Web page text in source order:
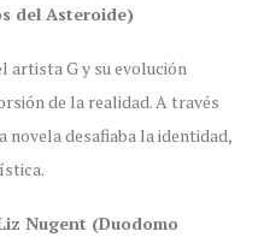
del Asteroide)
artista G y su evolución
de la realidad. A través
novela desafiaba la identidad,
Nugent (Duodomo